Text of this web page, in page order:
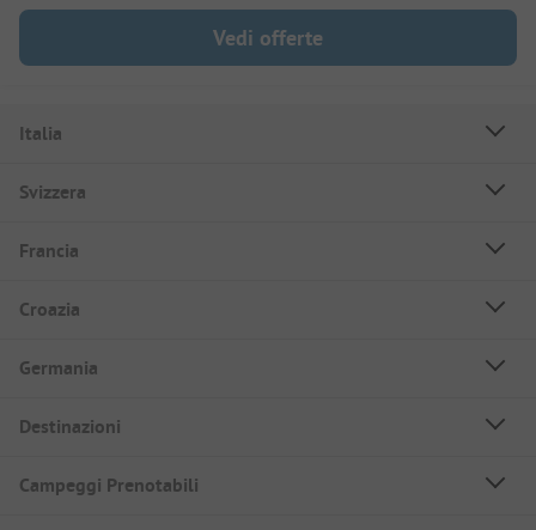
Vedi offerte
Italia
Svizzera
Francia
Croazia
Germania
Destinazioni
Campeggi Prenotabili